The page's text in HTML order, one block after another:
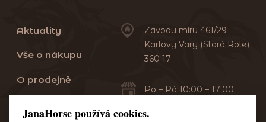
Aktuality
Vše o nákupu
O prodejně
Závodu míru 461/29
Karlovy Vary (Stará Role)
360 17
Po – Pá 10:00 – 17:00
JanaHorse používá cookies.